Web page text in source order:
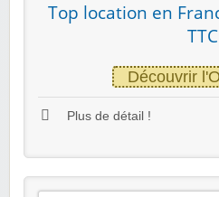
Top location en
TTC
Découvrir
Plus de détail !